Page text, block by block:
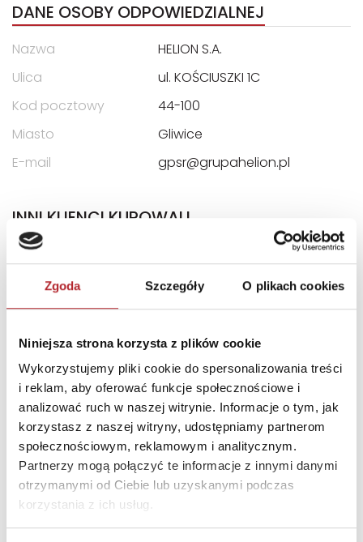
Zgoda Szczegóły O plikach cookies
Niniejsza strona korzysta z plików cookie
Wykorzystujemy pliki cookie do spersonalizowania treści
i reklam, aby oferować funkcje społecznościowe i
analizować ruch w naszej witrynie. Informacje o tym, jak
korzystasz z naszej witryny, udostępniamy partnerom
społecznościowym, reklamowym i analitycznym.
Partnerzy mogą połączyć te informacje z innymi danymi
otrzymanymi od Ciebie lub uzyskanymi podczas
korzystania z ich usług.
DANE OSOBY ODPOWIEDZIALNEJ
Nazwa
HELION S.A.
Ulica
ul. KOŚCIUSZKI 1C
Kod pocztowy
44-100
Miasto
Gliwice
E-mail
gpsr@grupahelion.pl
INNI KLIENCI KUPOWALI
Brak danych